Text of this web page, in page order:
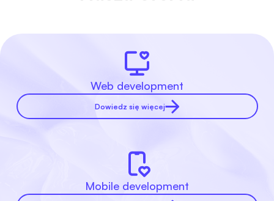
Web development
Dowiedz się więcej
Mobile development